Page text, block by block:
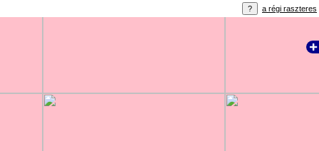
a régi raszteres